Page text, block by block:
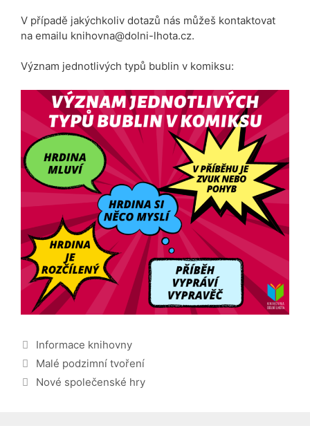
V případě jakýchkoliv dotazů nás můžeš kontaktovat
na emailu knihovna@dolni-lhota.cz.
Význam jednotlivých typů bublin v komiksu:
Rubriky
Informace knihovny
Malé podzimní tvoření
Nové společenské hry